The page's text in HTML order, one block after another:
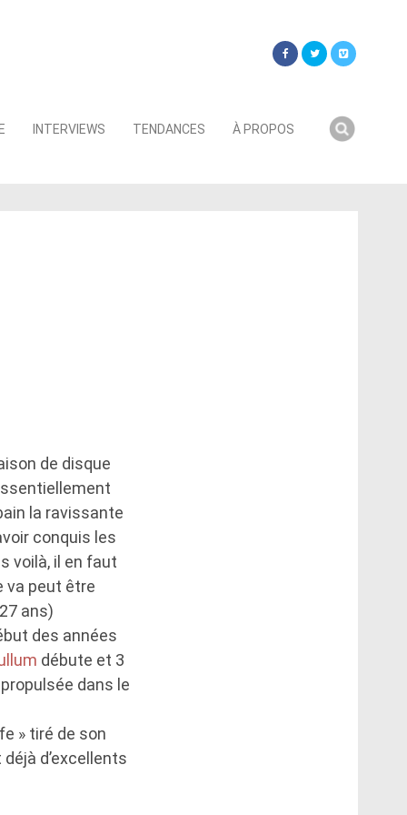
INTERVIEWS TENDANCES À PROPOS
de disque
la ravissante
conquis les
voilà, il en faut
va peut être
ans)
des années
débute et 3
dans le
» tiré de son
d’excellents